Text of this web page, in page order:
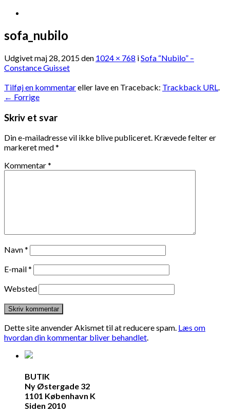
sofa_nubilo
Udgivetmaj 28, 2015den 1024 × 768 iSofa “Nubilo” –
Constance Guisset
Tilføj en kommentareller lave en Traceback: Trackback URL.
← Forrige
Skriv et svar
Din e-mailadresse vil ikke blive publiceret. Krævede felter er
markeret med*
Kommentar*
Navn*
E-mail*
Websted
Dette site anvender Akismet til at reducere spam. Læs om
hvordan din kommentar bliver behandlet.
BUTIK
Ny Østergade 32
1101 København K
Siden 2010